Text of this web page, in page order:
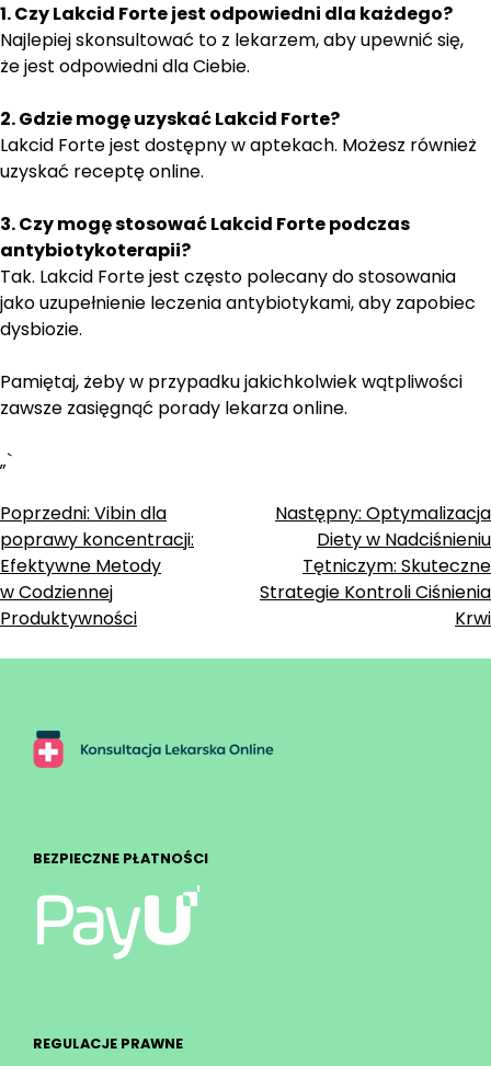
1. Czy Lakcid Forte jest odpowiedni dla każdego?
Najlepiej skonsultować to z lekarzem, aby upewnić się,
że jest odpowiedni dla Ciebie.
2. Gdzie mogę uzyskać Lakcid Forte?
Lakcid Forte jest dostępny w aptekach. Możesz również
uzyskać receptę online.
3. Czy mogę stosować Lakcid Forte podczas
antybiotykoterapii?
Tak. Lakcid Forte jest często polecany do stosowania
jako uzupełnienie leczenia antybiotykami, aby zapobiec
dysbiozie.
Pamiętaj, żeby w przypadku jakichkolwiek wątpliwości
zawsze zasięgnąć porady lekarza online.
„`
Zobacz
wpisy
Poprzedni: Vibin dla
poprawy koncentracji:
Efektywne Metody
w Codziennej
Produktywności
Następny: Optymalizacja
Diety w Nadciśnieniu
Tętniczym: Skuteczne
Strategie Kontroli Ciśnienia
Krwi
BEZPIECZNE PŁATNOŚCI
REGULACJE PRAWNE